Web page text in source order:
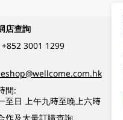
店查詢
+852 3001 1299
間:
至日 上午九時至晚上六時